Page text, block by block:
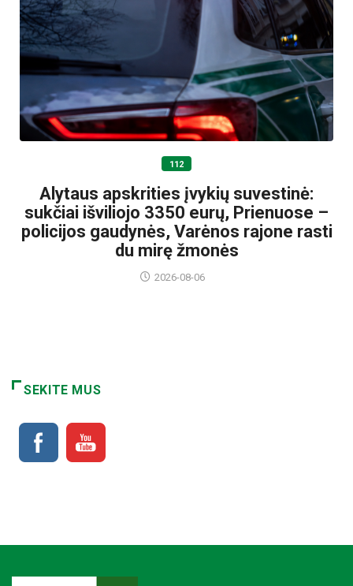
112
Alytaus apskrities įvykių suvestinė:
sukčiai išviliojo 3350 eurų, Prienuose –
policijos gaudynės, Varėnos rajone rasti
du mirę žmonės
2026-08-06
SEKITE MUS